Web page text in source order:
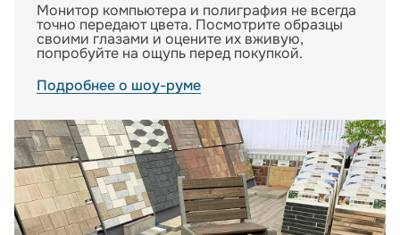
Монитор компьютера и полиграфия не всегда
точно передают цвета. Посмотрите образцы
своими глазами и оцените их вживую,
попробуйте на ощупь перед покупкой.
Подробнее о шоу-руме